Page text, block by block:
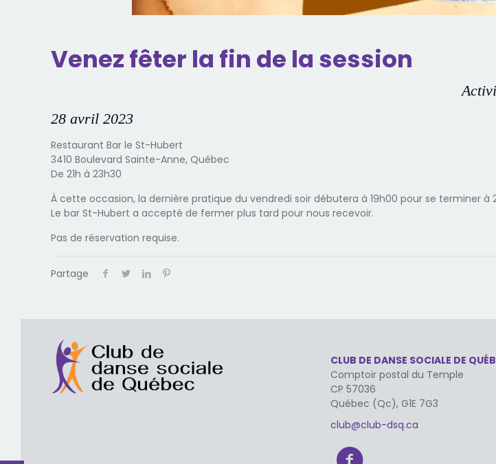
Venez fêter la fin de la session
28 avril 2023
Restaurant Bar le St-Hubert
3410 Boulevard Sainte-Anne, Québec
De 21h à 23h30
À cette occasion, la dernière pratique du vendredi soir débutera à 19h00 pour se terminer à
Le bar St-Hubert a accepté de fermer plus tard pour nous recevoir.
Pas de réservation requise.
Partage
CLUB DE DANSE SOCIALE DE
Comptoir postal du Temple
CP 57036
Québec (Qc), G1E 7G3
club@club-dsq.ca